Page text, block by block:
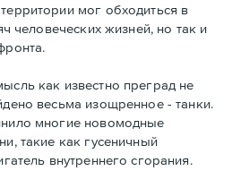
мог обходиться в
человеческих жизней, но так и
как известно преград не
весьма изощренное - танки.
многие новомодные
такие как гусеничный
внутреннего сгорания.